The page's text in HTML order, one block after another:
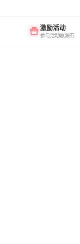
激励活动
参与活动赢源石